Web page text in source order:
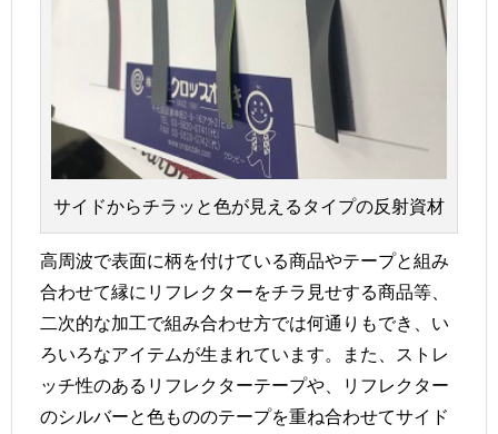
サイドからチラッと色が見えるタイプの反射資材
高周波で表面に柄を付けている商品やテープと組み
合わせて縁にリフレクターをチラ見せする商品等、
二次的な加工で組み合わせ方では何通りもでき、い
ろいろなアイテムが生まれています。また、ストレ
ッチ性のあるリフレクターテープや、リフレクター
のシルバーと色もののテープを重ね合わせてサイド